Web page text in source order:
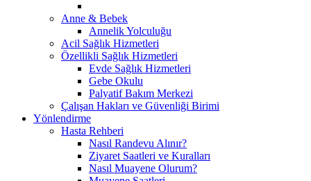
Anne & Bebek
Annelik Yolculuğu
Acil Sağlık Hizmetleri
Özellikli Sağlık Hizmetleri
Evde Sağlık Hizmetleri
Gebe Okulu
Palyatif Bakım Merkezi
Çalışan Hakları ve Güvenliği Birimi
Yönlendirme
Hasta Rehberi
Nasıl Randevu Alınır?
Ziyaret Saatleri ve Kuralları
Nasıl Muayene Olurum?